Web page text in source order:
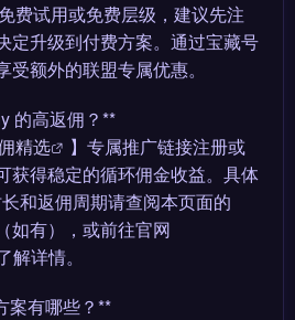
费试用或免费层级，建议先注
定升级到付费方案。通过宝藏号
额外的联盟专属优惠。
的高返佣？**
精选
】专属推广链接注册或
获得稳定的循环佣金收益。具体
和返佣周期请查阅本页面的
如有），或前往官网
详情。
案有哪些？**